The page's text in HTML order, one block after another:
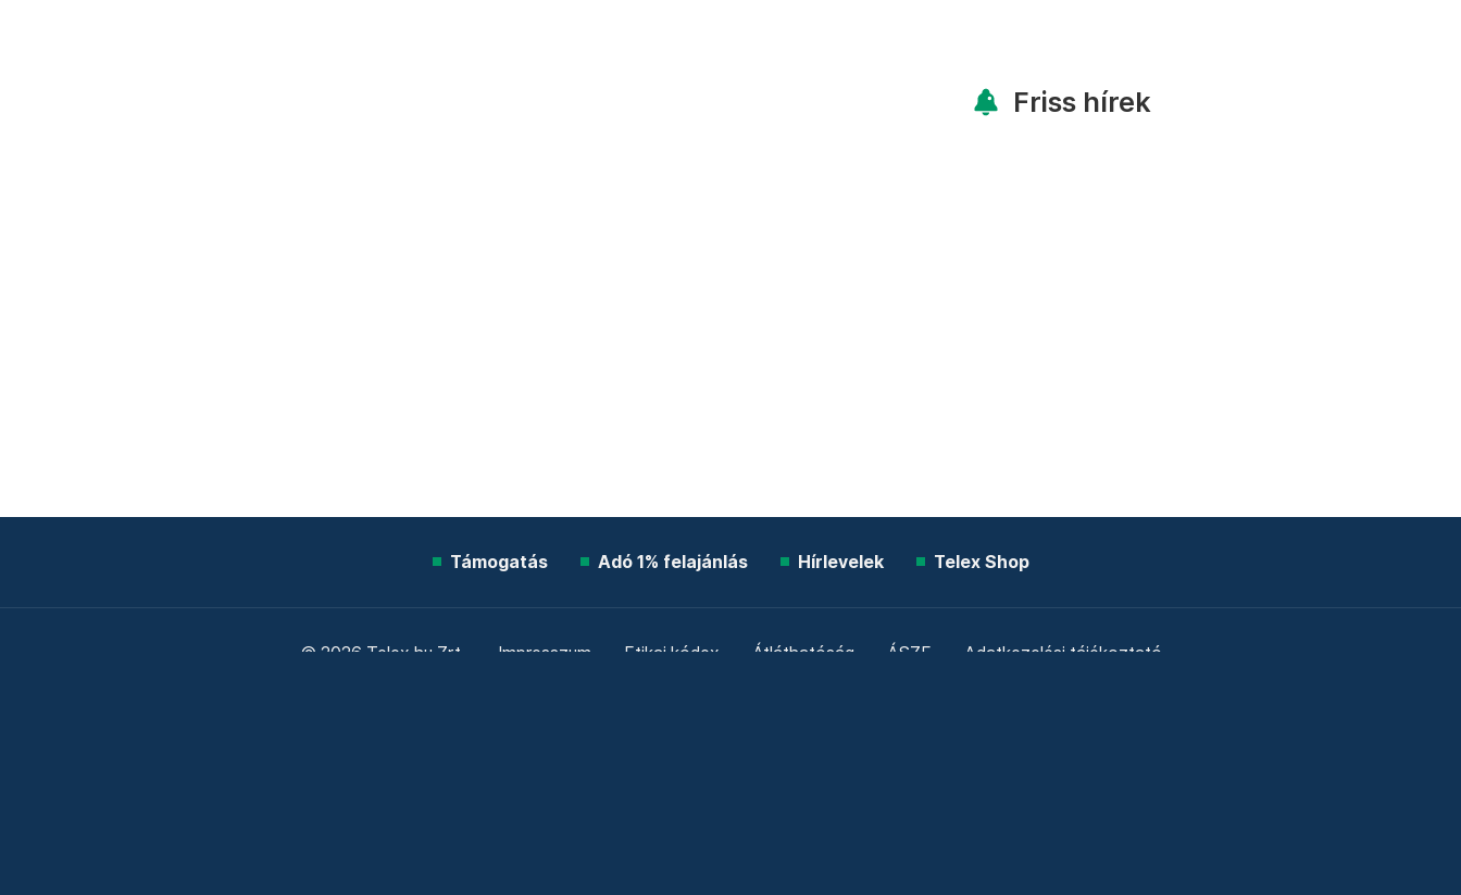
Friss hírek
Támogatás Adó 1% felajánlás Hírlevelek Telex Shop
© 2026 Telex.hu Zrt. Impresszum Etikai kódex Átláthatóság ÁSZF Adatkezelési tájékoztató